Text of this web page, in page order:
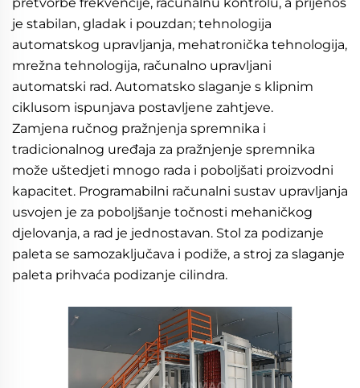
je stabilan, gladak i pouzdan; tehnologija
automatskog upravljanja, mehatronička tehnologija,
mrežna tehnologija, računalno upravljani
automatski rad. Automatsko slaganje s klipnim
ciklusom ispunjava postavljene zahtjeve.
Zamjena ručnog pražnjenja spremnika i
tradicionalnog uređaja za pražnjenje spremnika
može uštedjeti mnogo rada i poboljšati proizvodni
kapacitet. Programabilni računalni sustav upravljanja
usvojen je za poboljšanje točnosti mehaničkog
djelovanja, a rad je jednostavan. Stol za podizanje
paleta se samozaključava i podiže, a stroj za slaganje
paleta prihvaća podizanje cilindra.